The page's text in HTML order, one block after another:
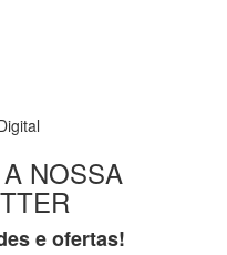
NOSSA
e ofertas!